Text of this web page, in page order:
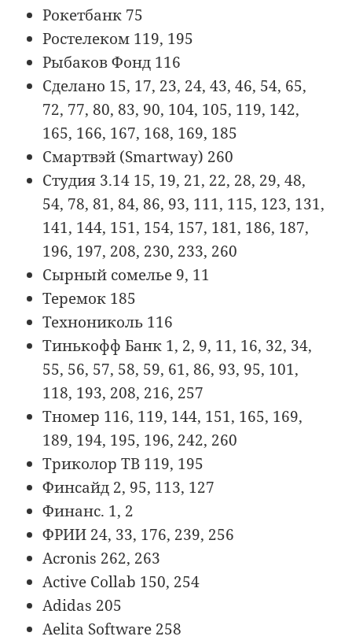
Рокетбанк 75
Ростелеком 119, 195
Рыбаков Фонд 116
Сделано 15, 17, 23, 24, 43, 46, 54, 65,
72, 77, 80, 83, 90, 104, 105, 119, 142,
165, 166, 167, 168, 169, 185
Смартвэй (Smartway) 260
Студия 3.14 15, 19, 21, 22, 28, 29, 48,
54, 78, 81, 84, 86, 93, 111, 115, 123, 131,
141, 144, 151, 154, 157, 181, 186, 187,
196, 197, 208, 230, 233, 260
Сырный сомелье 9, 11
Теремок 185
Технониколь 116
Тинькофф Банк 1, 2, 9, 11, 16, 32, 34,
55, 56, 57, 58, 59, 61, 86, 93, 95, 101,
118, 193, 208, 216, 257
Тномер 116, 119, 144, 151, 165, 169,
189, 194, 195, 196, 242, 260
Триколор ТВ 119, 195
Финсайд 2, 95, 113, 127
Финанс. 1, 2
ФРИИ 24, 33, 176, 239, 256
Acronis 262, 263
Active Collab 150, 254
Adidas 205
Aelita Software 258